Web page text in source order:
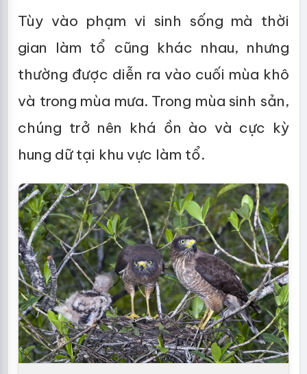
Tùy vào phạm vi sinh sống mà thời
gian làm tổ cũng khác nhau, nhưng
thường được diễn ra vào cuối mùa khô
và trong mùa mưa. Trong mùa sinh sản,
chúng trở nên khá ồn ào và cực kỳ
hung dữ tại khu vực làm tổ.